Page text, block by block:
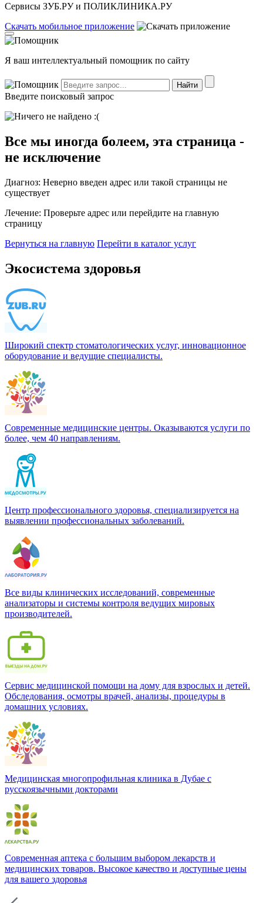
Сервисы ЗУБ.РУ и ПОЛИКЛИНИКА.РУ
Скачать мобильное приложение
Я ваш интеллектуальный помощник по сайту
Введите поисковый запрос
Все мы иногда болеем, эта страница -
не исключение
Диагноз: Неверно введен адрес или такой страницы не
существует
Лечение: Проверьте адрес или перейдите на главную
страницу
Вернуться на главную Перейти в каталог услуг
Экосистема здоровья
Широкий спектр стоматологических услуг, инновационное
оборудование и ведущие специалисты.
Современные медицинские центры. Оказываются услуги по
более, чем 40 направлениям.
Центр профессионального здоровья, специализируется на
выявлении профессиональных заболеваний.
Все виды клинических исследований, современные
анализаторы и системы контроля ведущих мировых
производителей.
Сервис медицинской помощи на дому для взрослых и детей.
Обследования, осмотры врачей, анализы, процедуры в
домашних условиях.
Медицинская многопрофильная клиника в Дубае с
русскоязычными докторами
Современная аптека с большим выбором лекарств и
медицинских товаров. Высокое качество и доступные цены
для вашего здоровья